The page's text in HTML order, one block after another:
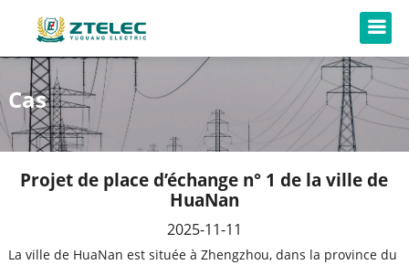
Cas
Projet de place d’échange n° 1 de la ville de
HuaNan
2025-11-11
La ville de HuaNan est située à Zhengzhou, dans la province du